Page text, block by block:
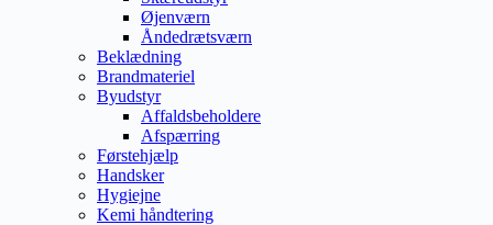
Øjenværn
Åndedrætsværn
Beklædning
Brandmateriel
Byudstyr
Affaldsbeholdere
Afspærring
Førstehjælp
Handsker
Hygiejne
Kemi håndtering